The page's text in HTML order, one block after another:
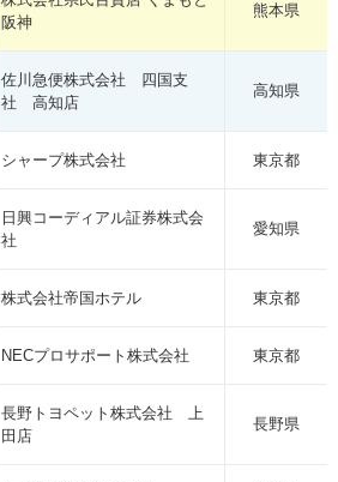
阪神
熊本県
佐川急便株式会社 四国支
社 高知店
高知県
シャープ株式会社 東京都
日興コーディアル証券株式会
社
愛知県
株式会社帝国ホテル 東京都
NECプロサポート株式会社 東京都
長野トヨペット株式会社 上
田店
長野県